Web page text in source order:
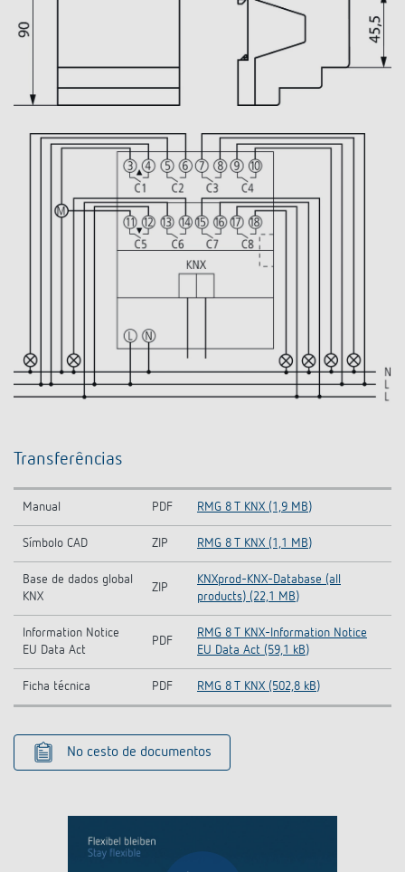
Transferências
Manual PDF RMG 8 T KNX (1,9 MB)
Símbolo CAD ZIP RMG 8 T KNX (1,1 MB)
Base de dados global
KNX
ZIP
KNXprod-KNX-Database (all
products) (22,1 MB)
Information Notice
EU Data Act
PDF
RMG 8 T KNX-Information Notice
EU Data Act (59,1 kB)
Ficha técnica PDF RMG 8 T KNX (502,8 kB)
No cesto de documentos